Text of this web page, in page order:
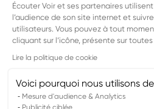
Écouter Voir et ses partenaires
l’audience de son site internet et
utilisateurs. Vous pouvez à tout
cliquant sur l’icône, présente sur
Lire la politique de cookie
Voici pourquoi nous utilisons
Mesure d'audience & Analytics
Publicité ciblée
24 Grand Rue,
34360 Saint Chinian
27,5 km
INFORMATIONS
POINT DE VENTE
Nom du groupement : VYV3 SUD EST
Adresse mail DPO : cpo@vyv3.fr